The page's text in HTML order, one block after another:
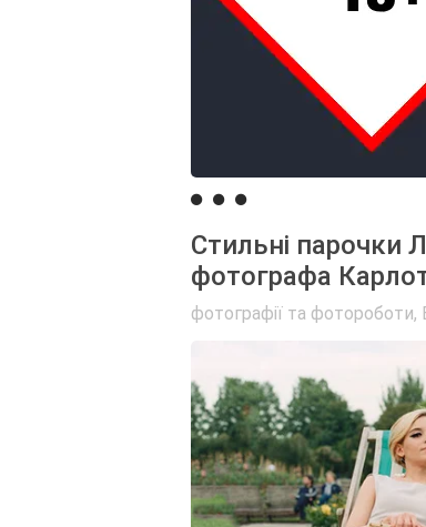
Стильні парочки
фотографа
фотографії та фотороботи,